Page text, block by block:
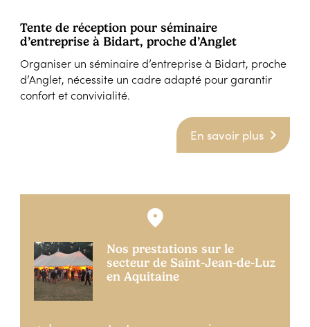
Tente de réception pour séminaire
d’entreprise à Bidart, proche d’Anglet
Organiser un séminaire d’entreprise à Bidart, proche
d’Anglet, nécessite un cadre adapté pour garantir
confort et convivialité.
En savoir plus
Nos prestations sur le
secteur de Saint-Jean-de-Luz
en Aquitaine